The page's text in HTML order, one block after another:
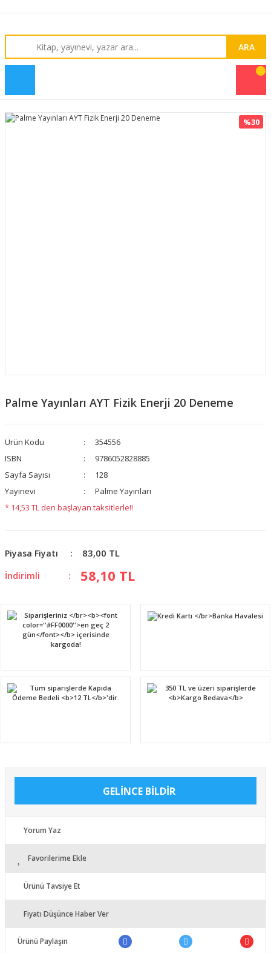
ARA
%30
Palme Yayınları AYT Fizik Enerji 20 Deneme
Ürün Kodu
354556
ISBN
9786052828885
Sayfa Sayısı
128
Yayınevi
Palme Yayınları
* 14,53 TL den başlayan taksitlerle!!
Piyasa Fiyatı 83,00 TL
İndirimli 58,10 TL
GELİNCE BİLDİR
Yorum Yaz
Favorilerime Ekle
Ürünü Tavsiye Et
Fiyatı Düşünce Haber Ver
Ürünü Paylaşın